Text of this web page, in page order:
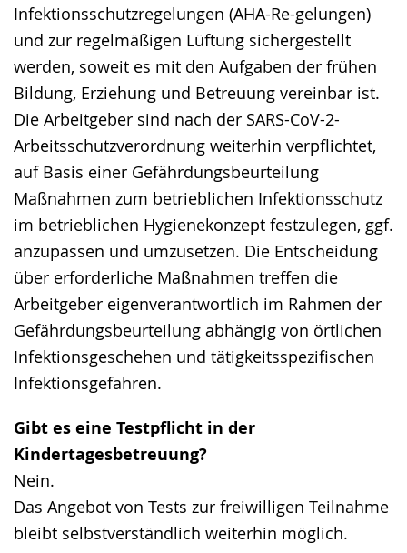
Infektionsschutzregelungen (AHA-Re-gelungen)
und zur regelmäßigen Lüftung sichergestellt
werden, soweit es mit den Aufgaben der frühen
Bildung, Erziehung und Betreuung vereinbar ist.
Die Arbeitgeber sind nach der SARS-CoV-2-
Arbeitsschutzverordnung weiterhin verpflichtet,
auf Basis einer Gefährdungsbeurteilung
Maßnahmen zum betrieblichen Infektionsschutz
im betrieblichen Hygienekonzept festzulegen, ggf.
anzupassen und umzusetzen. Die Entscheidung
über erforderliche Maßnahmen treffen die
Arbeitgeber eigenverantwortlich im Rahmen der
Gefährdungsbeurteilung abhängig von örtlichen
Infektionsgeschehen und tätigkeitsspezifischen
Infektionsgefahren.
Gibt es eine Testpflicht in der
Kindertagesbetreuung?
Nein.
Das Angebot von Tests zur freiwilligen Teilnahme
bleibt selbstverständlich weiterhin möglich.